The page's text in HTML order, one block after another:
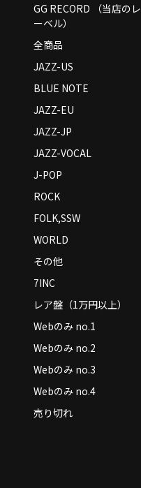
GG RECORD （当店のレ
ーベル）
全商品
JAZZ-US
BLUE NOTE
JAZZ-EU
JAZZ-JP
JAZZ-VOCAL
J-POP
ROCK
FOLK,SSW
WORLD
その他
7INC
レア盤（1万円以上）
Webのみ no.1
Webのみ no.2
Webのみ no.3
Webのみ no.4
売り切れ